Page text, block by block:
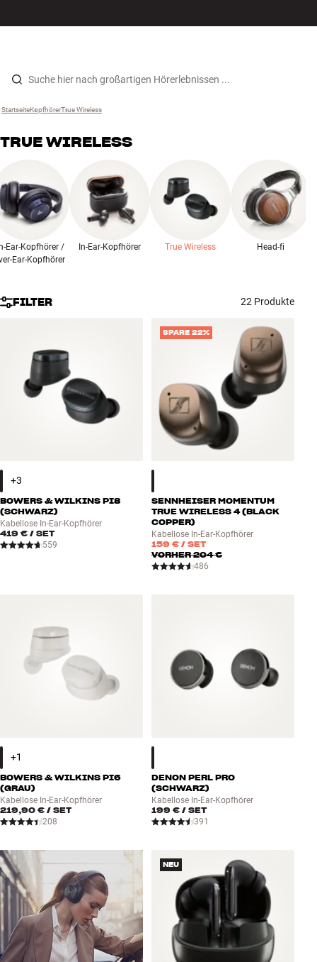
Zum Inhalt wechseln
Lautsprecher
Surround
TV
Systeme
Kabel
INSPIRATION
MARKEN
Store Finden
Kundendienst
Anmelden
Startseite ›
Kopfhörer ›
True Wireless
TRUE WIRELESS
Ear-Kopfhörer /
Ear-Kopfhörer
In-Ear-Kopfhörer True Wireless Head-fi
FILTER 22 Produkte
BOWERS & WILKINS PI8
(SCHWARZ)
Kabellose In-Ear-Kopfhörer
419 € / SET
559
SPARE 22%
SENNHEISER MOMENTUM
TRUE WIRELESS 4 (BLACK
COPPER)
Kabellose In-Ear-Kopfhörer
159 € / SET
VORHER204 €
486
BOWERS & WILKINS PI6
(GRAU)
Kabellose In-Ear-Kopfhörer
219,90 € / SET
208
DENON PERL PRO
(SCHWARZ)
Kabellose In-Ear-Kopfhörer
199 € / SET
391
NEU